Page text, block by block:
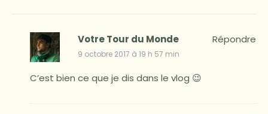
Votre Tour du Monde
9 octobre 2017 à 19 h 57 min
C’est bien ce que je dis dans le vlog 😉
Répondre